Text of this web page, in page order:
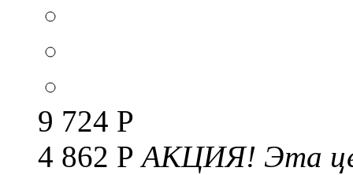
9 724 Р
4 862 РАКЦИЯ! Эта